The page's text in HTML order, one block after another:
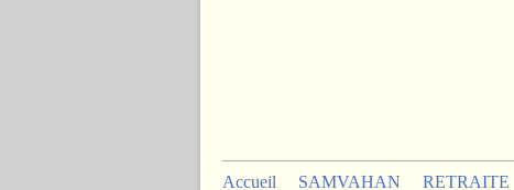
Accueil SAMVAHAN RETRAITE